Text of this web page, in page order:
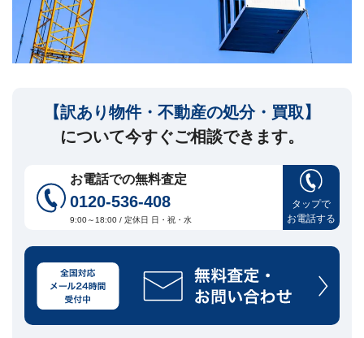
訳
あ
り
買
売
に
つ
い
て
有
分・
空
き
家・
▾
【訳あり物件・不動産の処分・買取】
について今すぐご相談できます。
お電話での無料査定
0120-536-408
9:00～18:00 / 定休日 日・祝・水
タップで
お電話する